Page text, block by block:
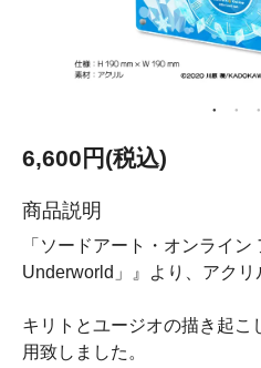
6,600円(税込)
商品説明
「ソードアート・オンライ
Underworld」』より、アクリ
キリトとユージオの描き起こ
用致しました。